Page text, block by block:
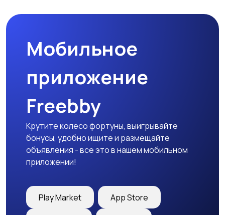
Футболки и поло Штаны и шорты
Другое
Мобильное
приложение
Freebby
Крутите колесо фортуны, выигрывайте
бонусы, удобно ищите и размещайте
объявления - все это в нашем мобильном
приложении!
Play Market App Store